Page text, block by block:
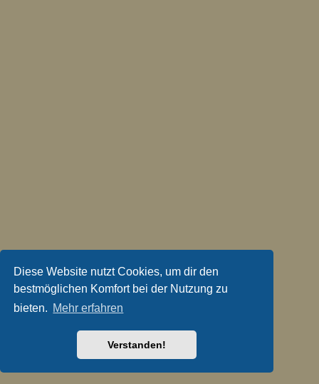
Diese Website nutzt Cookies, um dir den
bestmöglichen Komfort bei der Nutzung zu
bieten. Mehr erfahren
Verstanden!